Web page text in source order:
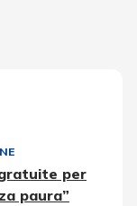
per
paura”